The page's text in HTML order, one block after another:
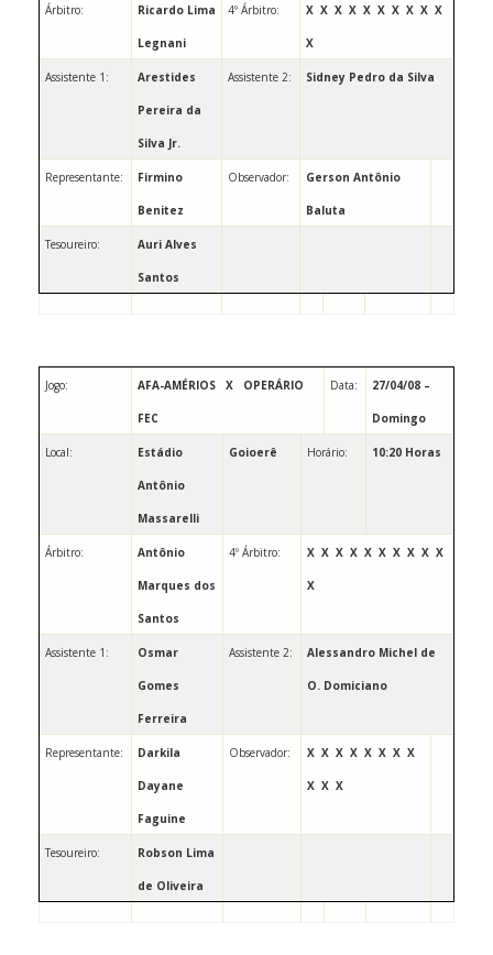
Árbitro: Ricardo Lima
Legnani
4º Árbitro: X X X X X X X X X X
X
Assistente 1: Arestides
Pereira da
Silva Jr.
Assistente 2: Sidney Pedro da Silva
Representante: Firmino
Benitez
Observador: ­­­­­­­­­­­­­­­­­­­­­­­ Gerson Antônio
Baluta
Tesoureiro: Auri Alves
Santos
Jogo: AFA-AMÉRIOS X OPERÁRIO
FEC
Data: 27/04/08 –
Domingo
Local: Estádio
Antônio
Massarelli
Goioerê Horário: 10:20 Horas
Árbitro: Antônio
Marques dos
Santos
4º Árbitro: X X X X X X X X X X
X
Assistente 1: Osmar
Gomes
Ferreira
Assistente 2: Alessandro Michel de
O. Domiciano
Representante: Darkila
Dayane
Faguine
Observador: ­­­­­­­­­­­­­­­­­­­­­­­ X X X X X X X X
X X X
Tesoureiro: Robson Lima
de Oliveira